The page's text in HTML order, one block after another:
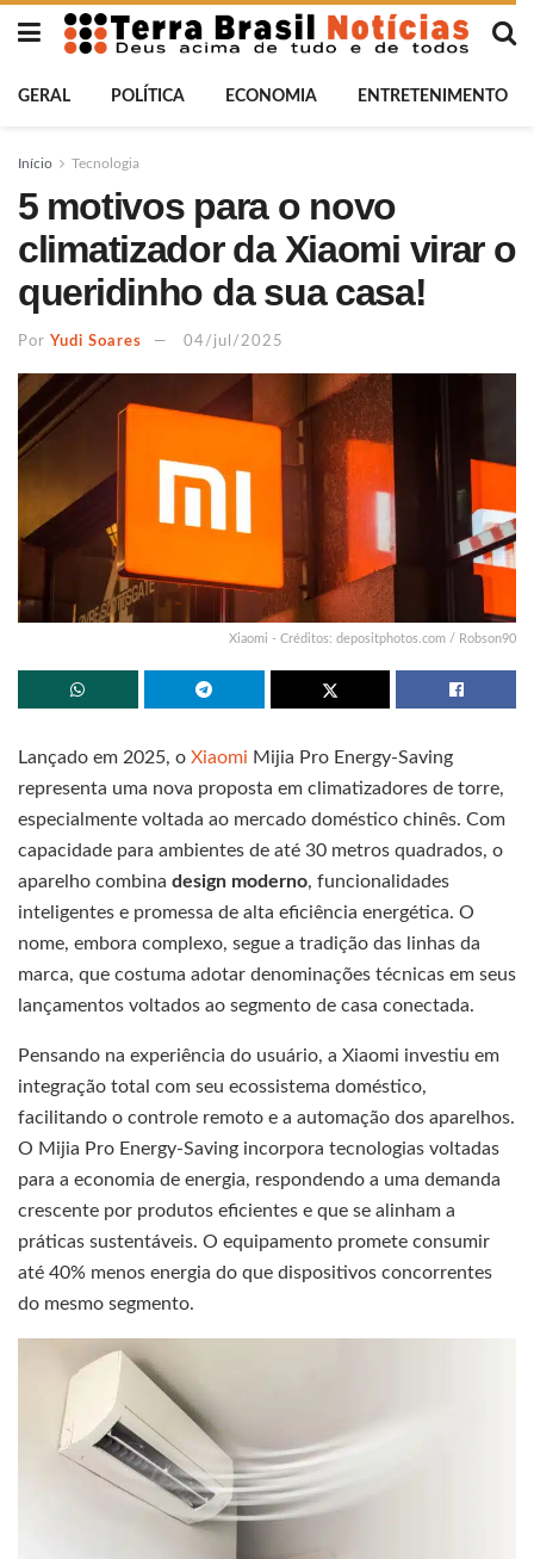
GERAL POLÍTICA ECONOMIA ENTRETENIMENTO
Início Tecnologia
5 motivos para o novo
climatizador da Xiaomi virar o
queridinho da sua casa!
Por Yudi Soares 04/jul/2025
Xiaomi - Créditos: depositphotos.com / Robson90
Lançado em 2025, o Xiaomi Mijia Pro Energy-Saving
representa uma nova proposta em climatizadores de torre,
especialmente voltada ao mercado doméstico chinês. Com
capacidade para ambientes de até 30 metros quadrados, o
aparelho combina design moderno, funcionalidades
inteligentes e promessa de alta eficiência energética. O
nome, embora complexo, segue a tradição das linhas da
marca, que costuma adotar denominações técnicas em seus
lançamentos voltados ao segmento de casa conectada.
Pensando na experiência do usuário, a Xiaomi investiu em
integração total com seu ecossistema doméstico,
facilitando o controle remoto e a automação dos aparelhos.
O Mijia Pro Energy-Saving incorpora tecnologias voltadas
para a economia de energia, respondendo a uma demanda
crescente por produtos eficientes e que se alinham a
práticas sustentáveis. O equipamento promete consumir
até 40% menos energia do que dispositivos concorrentes
do mesmo segmento.